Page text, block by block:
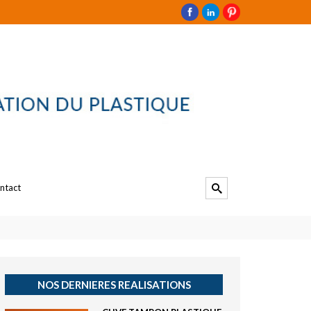
NOS DERNIERES REALISATIONS